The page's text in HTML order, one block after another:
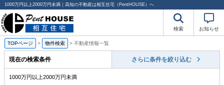
1000万円以上2000万円未満｜高知の不動産は相互住宅（PentHOUSE）へ
検索 お知らせ
TOPページ > 物件検索 > 不動産情報一覧
現在の検索条件 さらに条件を絞り込む
1000万円以上2000万円未満